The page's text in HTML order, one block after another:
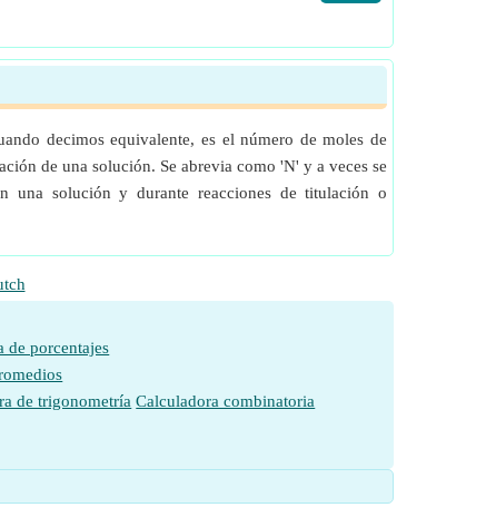
decimos equivalente, es el número de moles de
de una solución. Se abrevia como 'N' y a veces se
una solución y durante reacciones de titulación o
de porcentajes
de trigonometría Calculadora combinatoria